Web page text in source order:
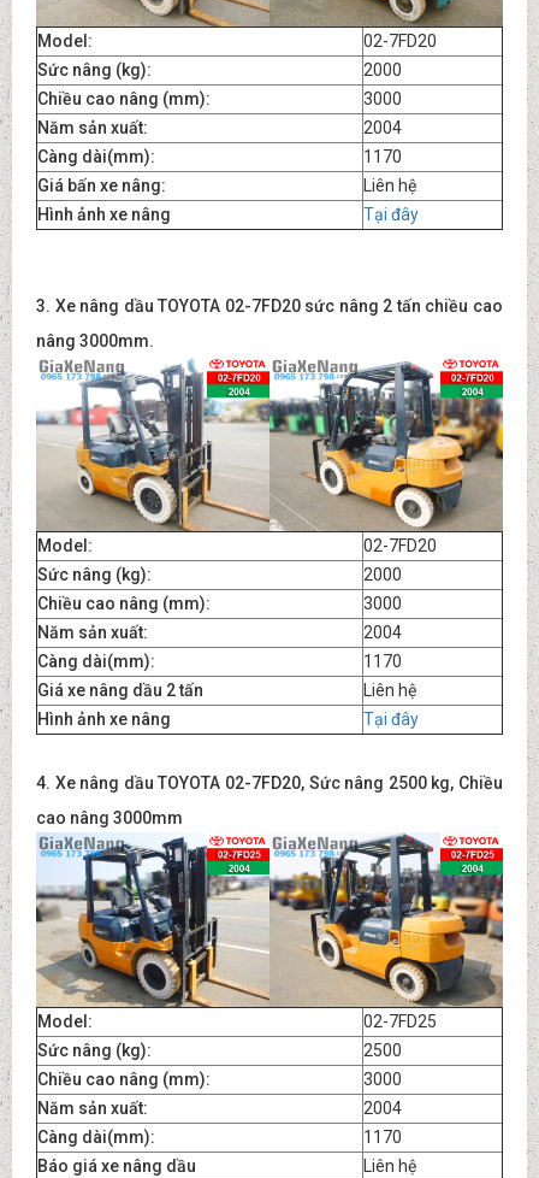
Model:
02-7FD20
Sức nâng (kg):
2000
Chiều cao nâng (mm):
3000
Năm sản xuất:
2004
Càng dài(mm):
1170
Giá bấn xe nâng:
Liên hệ
Hình ảnh xe nâng
Tại đây
3. Xe nâng dầu TOYOTA 02-7FD20 sức nâng 2 tấn chiều cao
nâng 3000mm.
Model:
02-7FD20
Sức nâng (kg):
2000
Chiều cao nâng (mm):
3000
Năm sản xuất:
2004
Càng dài(mm):
1170
Giá xe nâng dầu 2 tấn
Liên hệ
Hình ảnh xe nâng
Tại đây
4. Xe nâng dầu TOYOTA 02-7FD20, Sức nâng 2500 kg, Chiều
cao nâng 3000mm
Model:
02-7FD25
Sức nâng (kg):
2500
Chiều cao nâng (mm):
3000
Năm sản xuất:
2004
Càng dài(mm):
1170
Báo giá xe nâng dầu
Liên hệ